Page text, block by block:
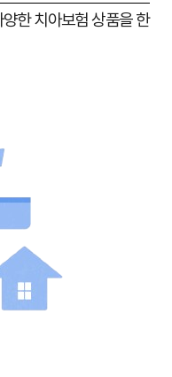
양한 치아보험 상품을 한